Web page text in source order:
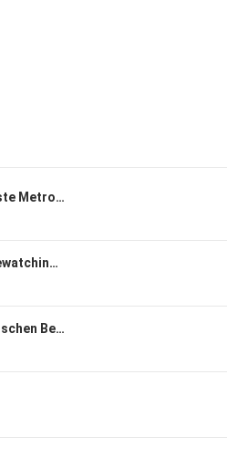
Marseille: Frankreichs lässigste Metropole
Teneriffa: Wandern und Whalewatching, Strände und Sternegucken
Albanien: Balkan-Roadtrip zwischen Bergen und Riviera